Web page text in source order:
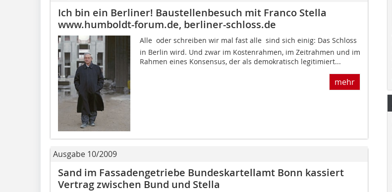
Ich bin ein Berliner! Baustellenbesuch mit Franco Stella
www.humboldt-forum.de, berliner-schloss.de
Alle  oder schreiben wir mal fast alle  sind sich einig: Das Schloss
in Berlin wird. Und zwar im Kostenrahmen, im Zeitrahmen und im
Rahmen eines Konsensus, der als demokratisch legitimiert...
mehr
Ausgabe 10/2009
Sand im Fassadengetriebe Bundeskartellamt Bonn kassiert
Vertrag zwischen Bund und Stella